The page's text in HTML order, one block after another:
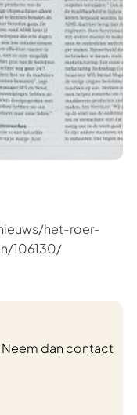
het-roer-
106130/
dan contact